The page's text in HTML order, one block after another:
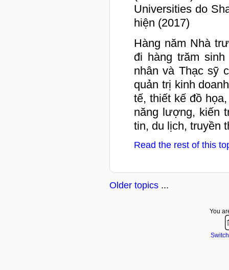
Universities do
hiện (2017)
Hàng năm Nhà
đi hàng trăm
nhân và Thạc sỹ
quản trị kinh
tế, thiết kế đồ
năng lượng, kiến
tin, du lịch, truyền
Read the rest of this
Older topics ...
You